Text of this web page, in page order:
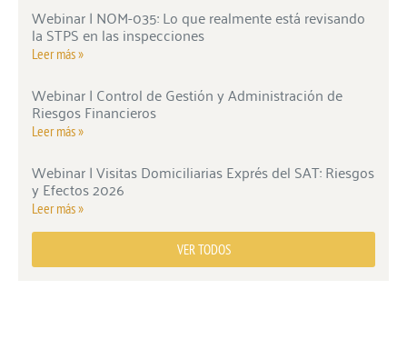
Webinar | NOM-035: Lo que realmente está revisando
la STPS en las inspecciones
Leer más »
Webinar | Control de Gestión y Administración de
Riesgos Financieros
Leer más »
Webinar | Visitas Domiciliarias Exprés del SAT: Riesgos
y Efectos 2026
Leer más »
VER TODOS